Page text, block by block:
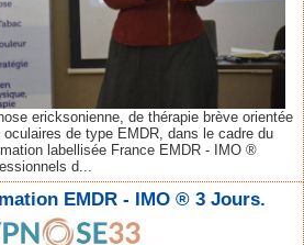
ericksonienne, de thérapie brève orientée
de type EMDR, dans le cadre du
labellisée France EMDR - IMO ®
d...
EMDR - IMO ® 3 Jours.